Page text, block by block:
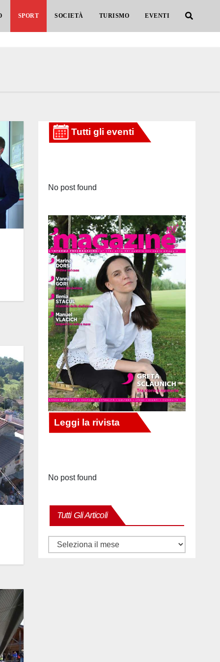
SPORT SOCIETÀ TURISMO EVENTI
No post found
No post found
Tutti Gli Articoli
Tutti